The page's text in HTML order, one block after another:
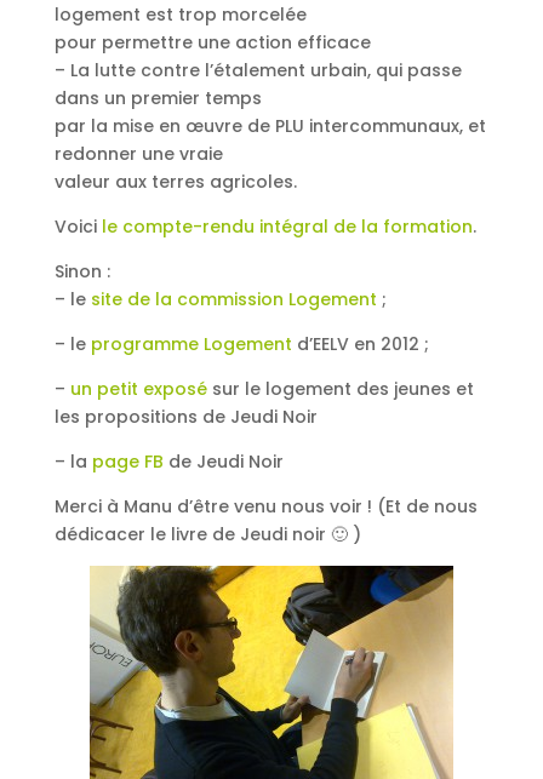
logement est trop morcelée
pour permettre une action efficace
– La lutte contre l’étalement urbain, qui passe
dans un premier temps
par la mise en œuvre de PLU intercommunaux, et
redonner une vraie
valeur aux terres agricoles.
Voicile compte-rendu intégral de la formation.
Sinon :
– le site de la commission Logement ;
– le programme Logement d’EELV en 2012 ;
– un petit exposésur le logement des jeunes et
les propositions de Jeudi Noir
– la page FB de Jeudi Noir
Merci à Manu d’être venu nous voir ! (Et de nous
dédicacer le livre de Jeudi noir 🙂 )